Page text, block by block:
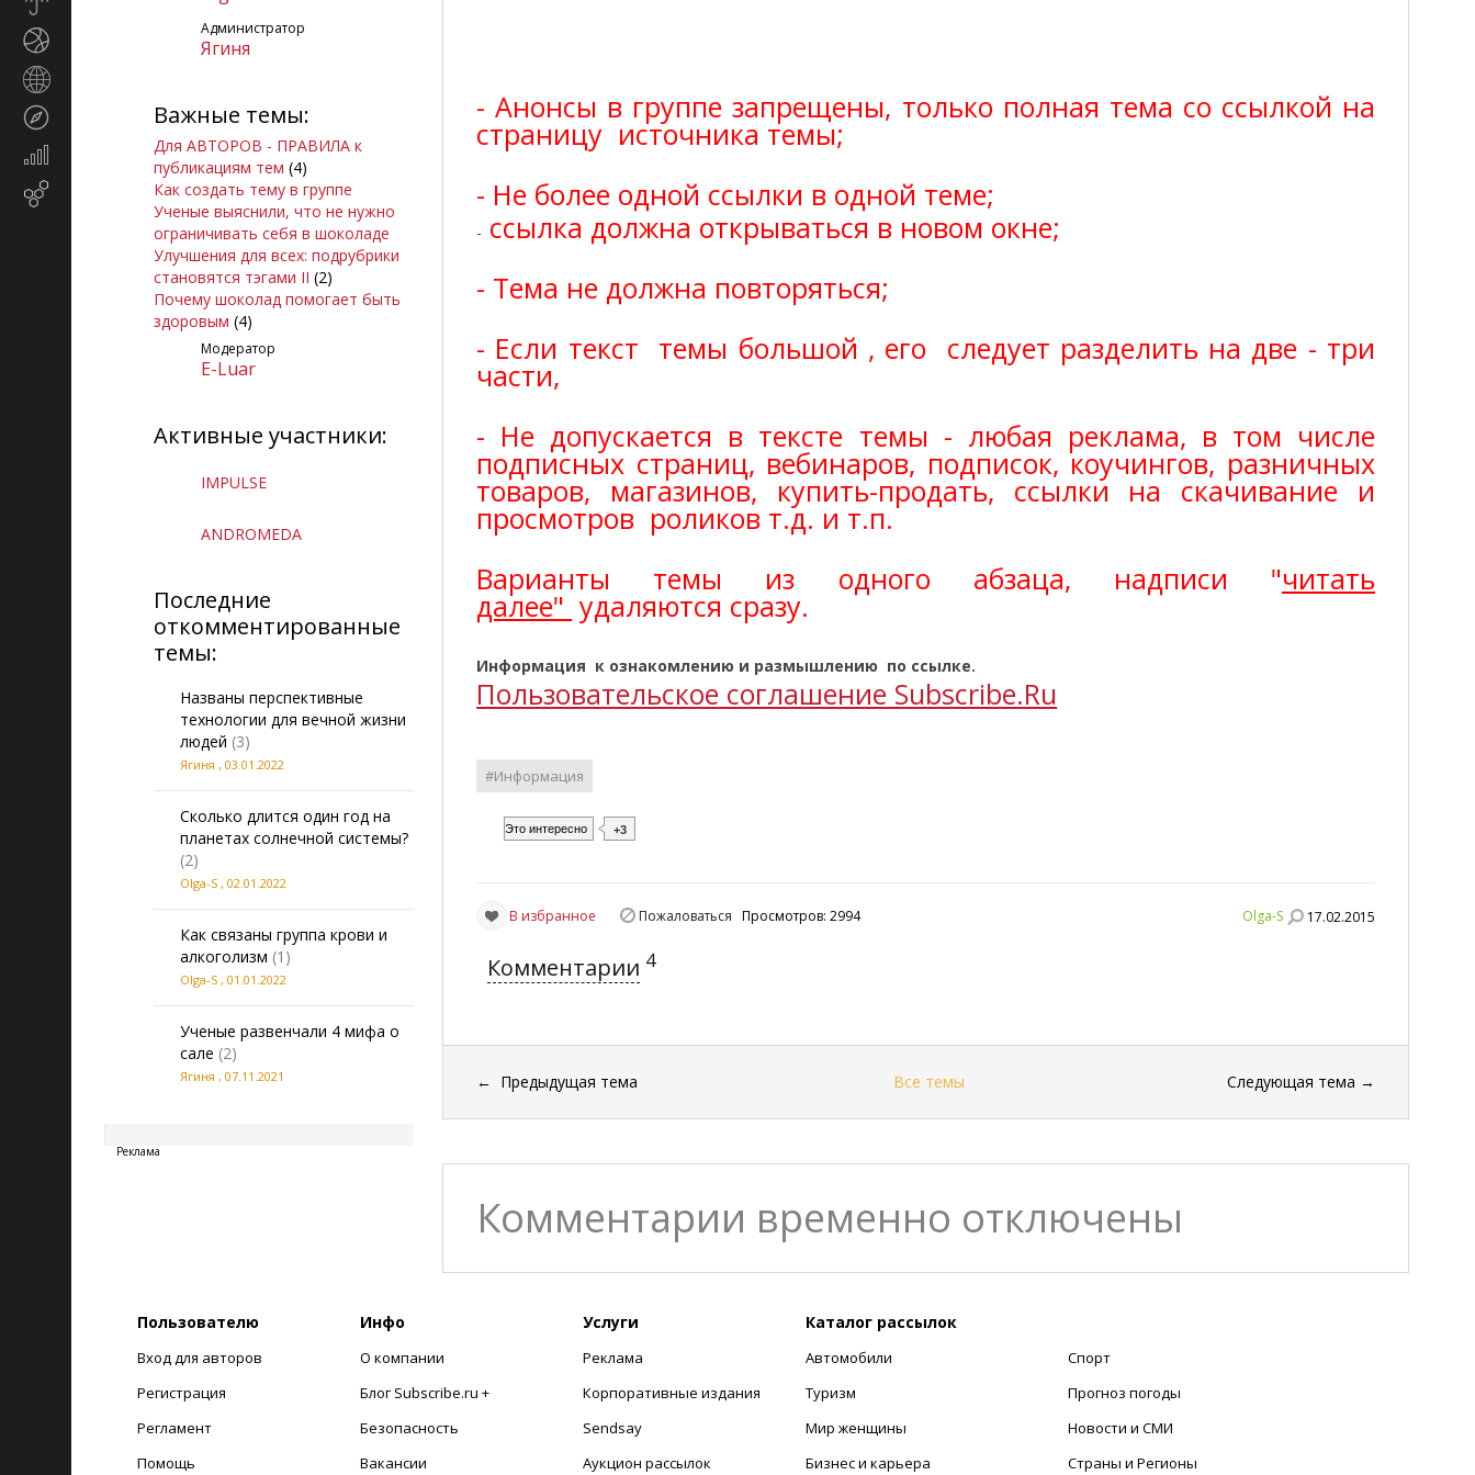
Экономика
маркетинг
Администратор
Ягиня
Важные темы:
Для АВТОРОВ - ПРАВИЛА к
публикациям тем (4)
Как создать тему в группе
Ученые выяснили, что не нужно
ограничивать себя в шоколаде
Улучшения для всех: подрубрики
становятся тэгами II (2)
Почему шоколад помогает быть
здоровым (4)
Модератор
E-Luar
Активные участники:
IMPULSE
ANDROMEDA
Последние
откомментированные
темы:
Названы перспективные
технологии для вечной жизни
людей (3)
Ягиня , 03.01.2022
Сколько длится один год на
планетах солнечной системы?
(2)
Olga-S , 02.01.2022
Как связаны группа крови и
алкоголизм (1)
Olga-S , 01.01.2022
Ученые развенчали 4 мифа о
сале (2)
Ягиня , 07.11.2021
Реклама
- Анонсы в группе запрещены, только полная тема со ссылкой на
страницу источника темы;
- Не более одной ссылки в одной теме;
- ссылка должна открываться в новом окне;
- Тема не должна повторяться;
- Если текст темы большой , его следует разделить на две - три
части,
- Не допускается в тексте темы - любая реклама, в том числе
подписных страниц, вебинаров, подписок, коучингов, разничных
товаров, магазинов, купить-продать, ссылки на скачивание и
просмотров роликов т.д. и т.п.
Варианты темы из одного абзаца, надписи "читать
далее" удаляются сразу.
Информация к ознакомлению и размышлению по ссылке.
Пользовательское соглашение Subscribe.Ru
#Информация
Это интересно +3
Olga-S 17.02.2015
В избранное Пожаловаться Просмотров: 2994
Комментарии 4
← Предыдущая тема Все темы Следующая тема →
Комментарии временно отключены
Пользователю
Вход для авторов
Регистрация
Регламент
Помощь
Инфо
О компании
Блог Subscribe.ru +
Безопасность
Вакансии
Услуги
Реклама
Корпоративные издания
Sendsay
Аукцион рассылок
Каталог рассылок
Автомобили
Туризм
Мир женщины
Бизнес и карьера
Спорт
Прогноз погоды
Новости и СМИ
Страны и Регионы